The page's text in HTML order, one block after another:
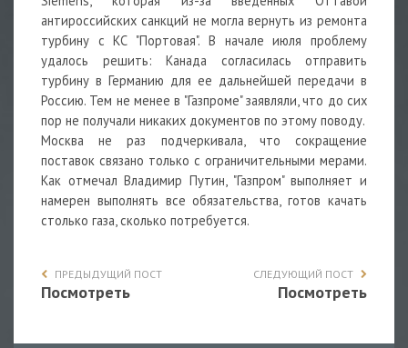
антироссийских санкций не могла вернуть из ремонта
турбину с КС "Портовая". В начале июля проблему
удалось решить: Канада согласилась отправить
турбину в Германию для ее дальнейшей передачи в
Россию. Тем не менее в "Газпроме" заявляли, что до сих
пор не получали никаких документов по этому поводу.
Москва не раз подчеркивала, что сокращение
поставок связано только с ограничительными мерами.
Как отмечал Владимир Путин, "Газпром" выполняет и
намерен выполнять все обязательства, готов качать
столько газа, сколько потребуется.
ПРЕДЫДУЩИЙ ПОСТ
Посмотреть
СЛЕДУЮЩИЙ ПОСТ
Посмотреть